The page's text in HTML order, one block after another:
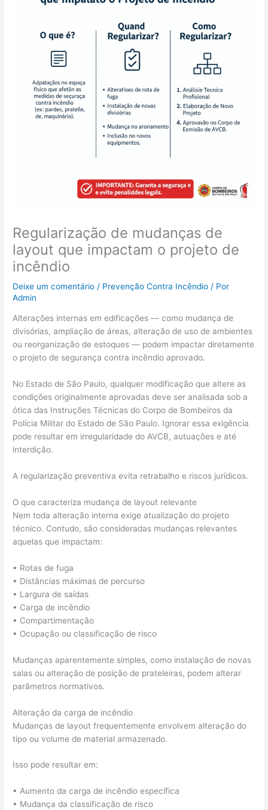
Regularização de mudanças de
layout que impactam o projeto de
incêndio
Deixe um comentário / Prevenção Contra Incêndio / Por
Admin
Alterações internas em edificações — como mudança de
divisórias, ampliação de áreas, alteração de uso de ambientes
ou reorganização de estoques — podem impactar diretamente
o projeto de segurança contra incêndio aprovado.
No Estado de São Paulo, qualquer modificação que altere as
condições originalmente aprovadas deve ser analisada sob a
ótica das Instruções Técnicas do Corpo de Bombeiros da
Polícia Militar do Estado de São Paulo. Ignorar essa exigência
pode resultar em irregularidade do AVCB, autuações e até
interdição.
A regularização preventiva evita retrabalho e riscos jurídicos.
O que caracteriza mudança de layout relevante
Nem toda alteração interna exige atualização do projeto
técnico. Contudo, são consideradas mudanças relevantes
aquelas que impactam:
• Rotas de fuga
• Distâncias máximas de percurso
• Largura de saídas
• Carga de incêndio
• Compartimentação
• Ocupação ou classificação de risco
Mudanças aparentemente simples, como instalação de novas
salas ou alteração de posição de prateleiras, podem alterar
parâmetros normativos.
Alteração da carga de incêndio
Mudanças de layout frequentemente envolvem alteração do
tipo ou volume de material armazenado.
Isso pode resultar em:
• Aumento da carga de incêndio específica
• Mudança da classificação de risco